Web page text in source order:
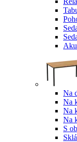
Na
Na
Na
Na
S